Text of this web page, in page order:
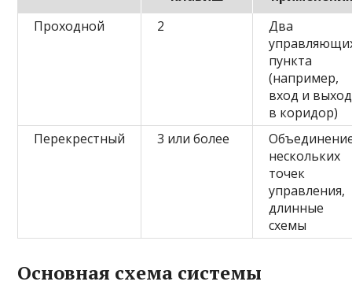
Проходной
2
Два
пункта
(например,
вход и выход
в коридор)
Перекрестный
3 или более
нескольких
точек
управления,
длинные
схемы
Основная схема системы